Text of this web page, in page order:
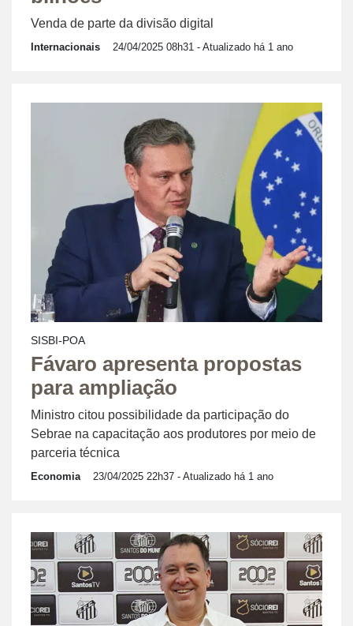
Venda de parte da divisão digital
Internacionais 24/04/2025 08h31 - Atualizado há 1 ano
SISBI-POA
Fávaro apresenta propostas
para ampliação
Ministro citou possibilidade da participação do
Sebrae na capacitação aos produtores por meio de
parceria técnica
Economia 23/04/2025 22h37 - Atualizado há 1 ano